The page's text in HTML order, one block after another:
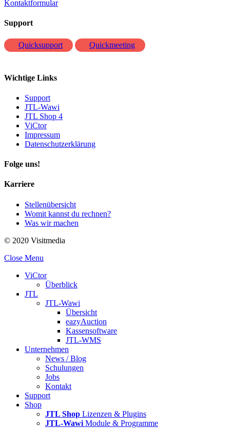
Kontaktformular
Support
Quicksupport Quickmeeting
Wichtige Links
Support
JTL-Wawi
JTL Shop 4
ViCtor
Impressum
Datenschutzerklärung
Folge uns!
Karriere
Stellenübersicht
Womit kannst du rechnen?
Was wir machen
© 2020 Visitmedia
Close Menu
ViCtor
Überblick
JTL
JTL-Wawi
Übersicht
eazyAuction
Kassensoftware
JTL-WMS
Unternehmen
News / Blog
Schulungen
Jobs
Kontakt
Support
Shop
JTL Shop Lizenzen & Plugins
JTL-Wawi Module & Programme